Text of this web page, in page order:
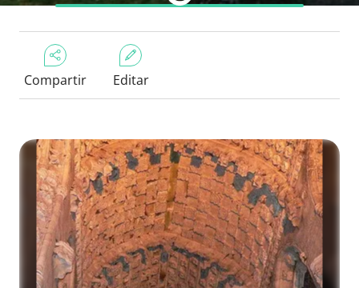
Compartir Editar